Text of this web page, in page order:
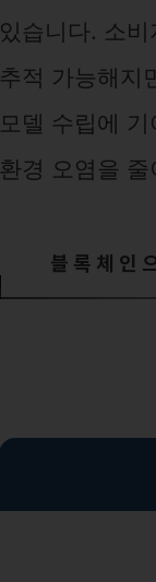
있습니다. 소
추적 가능해지
모델 수립에
환경 오염을
블록체인